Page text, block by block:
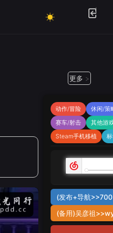
更多 >
动作/冒险
休闲/策
赛车/射击
其他游
Steam手机移植
(发布+导航
(备用)吴彦祖